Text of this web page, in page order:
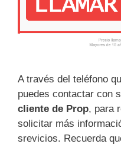
A través del teléfono
puedes contactar con
cliente de Prop, para
solicitar más
srevicios. Recuerda